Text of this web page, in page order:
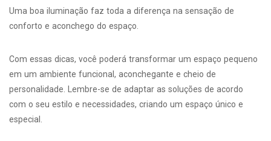
Uma boa iluminação faz toda a diferença na sensação de
conforto e aconchego do espaço.
Com essas dicas, você poderá transformar um espaço pequeno
em um ambiente funcional, aconchegante e cheio de
personalidade. Lembre-se de adaptar as soluções de acordo
com o seu estilo e necessidades, criando um espaço único e
especial.